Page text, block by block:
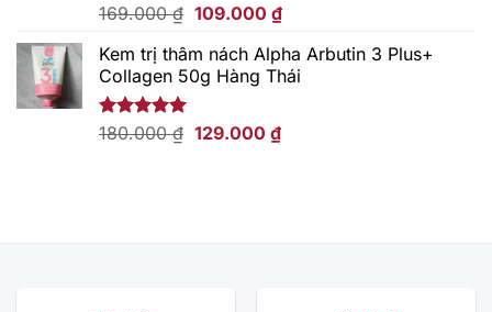
Được xếp
5 sao
169.000₫ Giá
là:
169.000 ₫.
109.000 ₫Giá
tại
là:
Kem trị thâm nách Alpha Arbutin 3 Plus+
Collagen 50g Hàng Thái
Được xếp
180.000₫ Giá
129.000 ₫Giá